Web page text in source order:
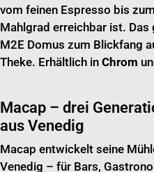
vom feinen Espresso bis
Mahlgrad erreichbar ist. Das
M2E Domus zum Blickfang
Theke. Erhältlich in Chrom
Macap – drei
aus Venedig
Macap entwickelt seine
Venedig – für Bars,